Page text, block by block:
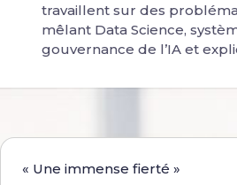
travaillent sur des
mêlant Data Science,
gouvernance de l’IA et
« Une immense fierté »